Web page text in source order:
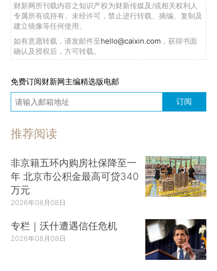
财新网所刊载内容之知识产权为财新传媒及/或相关权利人
专属所有或持有。未经许可，禁止进行转载、摘编、复制及
建立镜像等任何使用。
如有意愿转载，请发邮件至hello@caixin.com ，获得书面
确认及授权后，方可转载。
免费订阅财新网主编精选版电邮
订阅
推荐阅读
非京籍五环内购房社保降至一
年 北京市公积金最高可贷340
万元
2026年08月08日
专栏｜沃什遭遇信任危机
2026年08月08日